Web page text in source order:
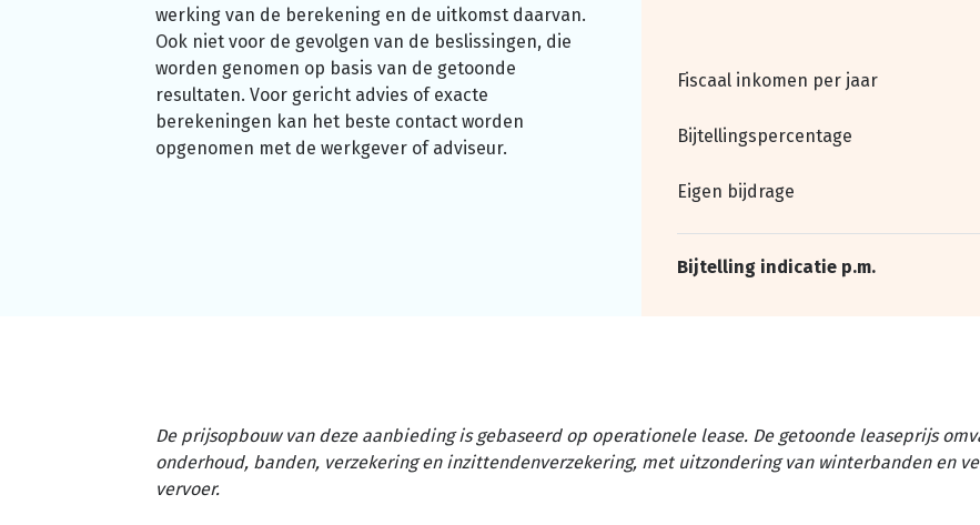
werking van de berekening en de uitkomst daarvan.
Ook niet voor de gevolgen van de beslissingen, die
worden genomen op basis van de getoonde
resultaten. Voor gericht advies of exacte
berekeningen kan het beste contact worden
opgenomen met de werkgever of adviseur.
Fiscaal inkomen per jaar
Bijtellingspercentage
Eigen bijdrage
Bijtelling indicatie p.m.
De prijsopbouw van deze aanbieding is gebaseerd op operationele lease. De getoonde leaseprijs
onderhoud, banden, verzekering en inzittendenverzekering, met uitzondering van winterbanden en
vervoer.